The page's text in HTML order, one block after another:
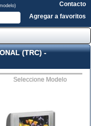
Contacto
Agregar a favoritos
(TRC) -
Seleccione Modelo